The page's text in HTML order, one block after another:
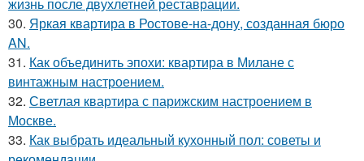
30. Яркая квартира в Ростове-на-дону, созданная бюро
AN.
31. Как объединить эпохи: квартира в Милане с
винтажным настроением.
32. Светлая квартира с парижским настроением в
Москве.
33. Как выбрать идеальный кухонный пол: советы и